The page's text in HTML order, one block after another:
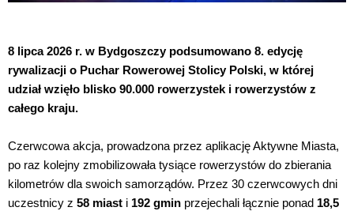
8 lipca 2026 r. w Bydgoszczy podsumowano 8. edycję
rywalizacji o Puchar Rowerowej Stolicy Polski, w której
udział wzięło blisko 90.000 rowerzystek i rowerzystów z
całego kraju.
Czerwcowa akcja, prowadzona przez aplikację Aktywne Miasta,
po raz kolejny zmobilizowała tysiące rowerzystów do zbierania
kilometrów dla swoich samorządów. Przez 30 czerwcowych dni
uczestnicy z 58 miast i 192 gmin przejechali łącznie ponad 18,5